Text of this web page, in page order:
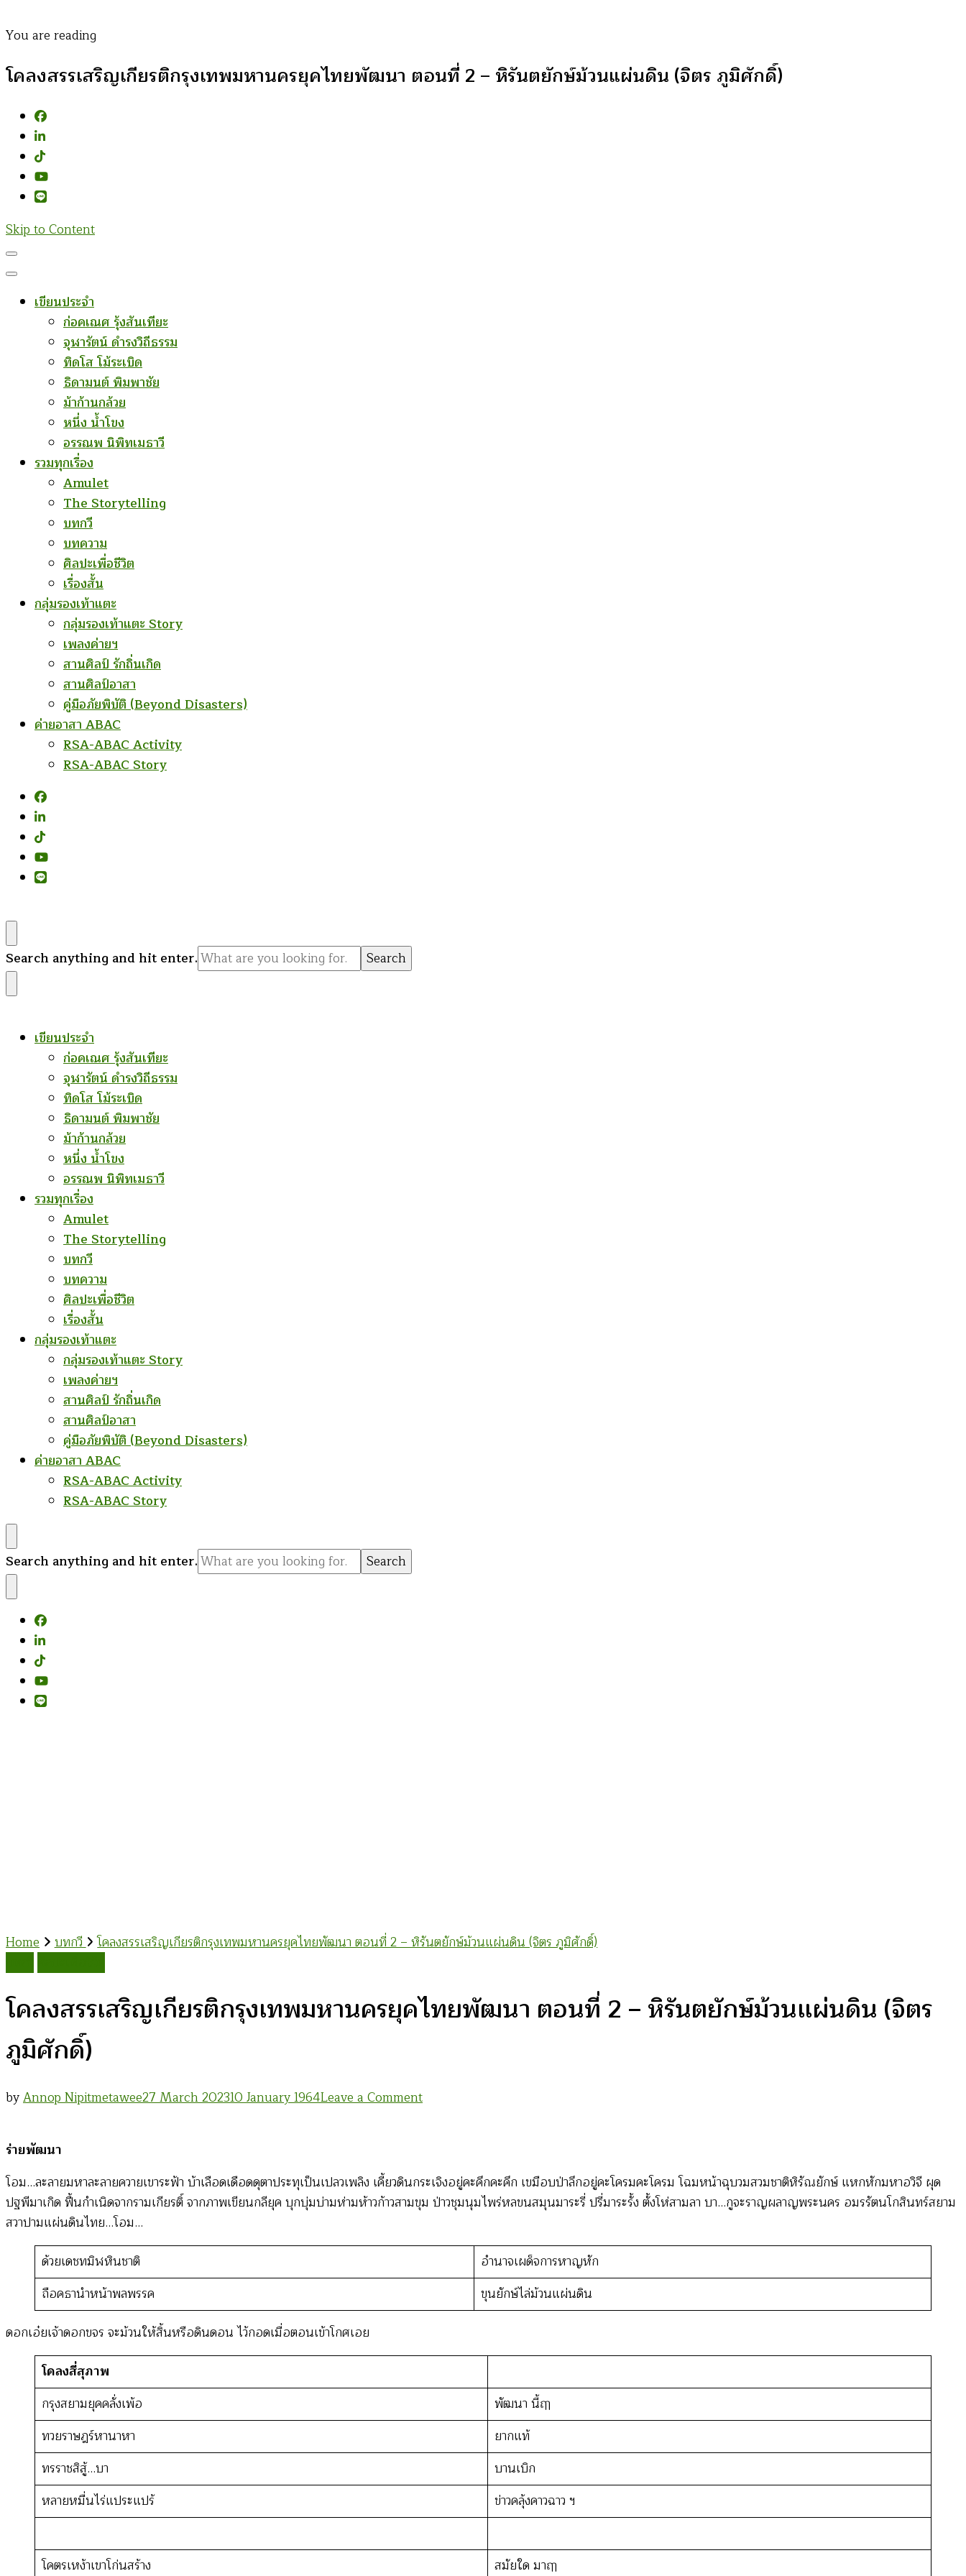
You are reading
โคลงสรรเสริญเกียรติกรุงเทพมหานครยุคไทยพัฒนา ตอนที่ 2 – หิรันตยักษ์ม้วนแผ่นดิน (จิตร ภูมิศักดิ์)
Skip to Content
เขียนประจำ
ก่อคเณศ รุ้งสันเทียะ
จุฬารัตน์ ดำรงวิถีธรรม
ทิดโส โม้ระเบิด
ธิดามนต์ พิมพาชัย
ม้าก้านกล้วย
หนึ่ง น้ำโขง
อรรณพ นิพิทเมธาวี
รวมทุกเรื่อง
Amulet
The Storytelling
บทกวี
บทความ
ศิลปะเพื่อชีวิต
เรื่องสั้น
กลุ่มรองเท้าแตะ
กลุ่มรองเท้าแตะ Story
เพลงค่ายฯ
สานศิลป์ รักถิ่นเกิด
สานศิลป์อาสา
คู่มือภัยพิบัติ (Beyond Disasters)
ค่ายอาสา ABAC
RSA-ABAC Activity
RSA-ABAC Story
Looking
for
Something?
Search anything and hit enter.
เขียนประจำ
ก่อคเณศ รุ้งสันเทียะ
จุฬารัตน์ ดำรงวิถีธรรม
ทิดโส โม้ระเบิด
ธิดามนต์ พิมพาชัย
ม้าก้านกล้วย
หนึ่ง น้ำโขง
อรรณพ นิพิทเมธาวี
รวมทุกเรื่อง
Amulet
The Storytelling
บทกวี
บทความ
ศิลปะเพื่อชีวิต
เรื่องสั้น
กลุ่มรองเท้าแตะ
กลุ่มรองเท้าแตะ Story
เพลงค่ายฯ
สานศิลป์ รักถิ่นเกิด
สานศิลป์อาสา
คู่มือภัยพิบัติ (Beyond Disasters)
ค่ายอาสา ABAC
RSA-ABAC Activity
RSA-ABAC Story
Looking
for
Something?
Search anything and hit enter.
Home บทกวี โคลงสรรเสริญเกียรติกรุงเทพมหานครยุคไทยพัฒนา ตอนที่ 2 – หิรันตยักษ์ม้วนแผ่นดิน (จิตร ภูมิศักดิ์)
โคลงสรรเสริญเกียรติกรุงเทพมหานครยุคไทยพัฒนา ตอนที่ 2 – หิรันตยักษ์ม้วนแผ่นดิน (จิตร
ภูมิศักดิ์)
byAnnop Nipitmetawee27 March 202310 January 1964Leave a Commenton
กรุงเทพมหานคร
ยุค
ที่
รัน
ม้วน
ดิน
(จิตร
ศักดิ์)
ร่ายพัฒนา
โอม…ละลายมหาละลายควายเขาระฟ้า บ้าเลือดเดือดดุตาประทุเป็นเปลวเพลิง เคี้ยวดินกระเจิงอยู่คะคึกคะคึก เขมือบป่าลึกอยู่คะโครมคะโครม โฉมหน้าฉุบวมสวมชาติหิรัณยักษ์ แหกหักมหาอวิจี ผุด
ปฐพีมาเกิด ฟื้นกำเนิดจากรามเกียรติ์ จากภาพเขียนกลียุค บุกบุ่มบ่ามห่ามห้าวก้าวสามขุม ป่าวชุมนุมไพร่หลขนสมุนมาระรี่ ปรี่มาระรั้ง ตั้งโห่สามลา บา…กูจะราญผลาญพระนคร อมรรัตนโกสินทร์สยาม
สวาปามแผ่นดินไทย…โอม…
ด้วยเดชทมิฬหินชาติ
อำนาจเผด็จการหาญหัก
ถือคธานำหน้าพลพรรค
ขุนยักษ์ไล่ม้วนแผ่นดิน
ดอกเอ๋ยเจ้าดอกขจร จะม้วนให้สิ้นหรือดินดอน ไว้กอดเมื่อตอนเข้าโกศเอย
โคลงสี่สุภาพ
กรุงสยามยุคคลั่งเพ้อ
พัฒนา นี้ฤๅ
ทวยราษฎร์หานาหา
ยากแท้
ทรราชสิสู้…บา
บานเบิก
หลายหมื่นไร่แประแปร้
ข่าวคลุ้งคาวฉาว ฯ
โคตรเหง้าเขาโก่นสร้าง สมัยใด มาฤๅ